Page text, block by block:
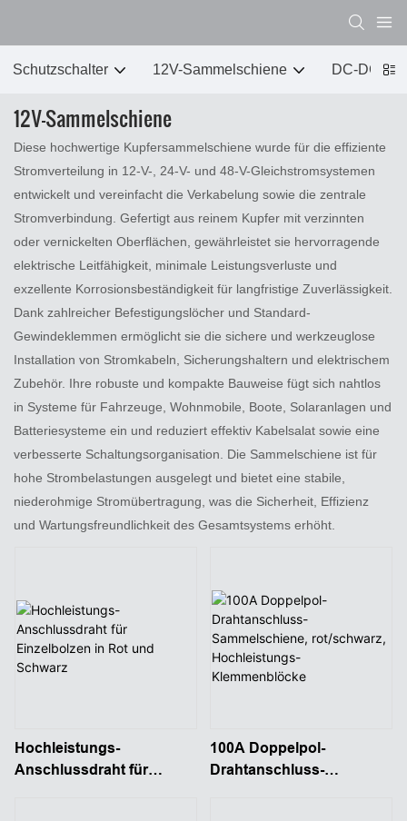
Schutzschalter 12V-Sammelschiene DC-DC
12V-Sammelschiene
Diese hochwertige Kupfersammelschiene wurde für die effiziente
Stromverteilung in 12-V-, 24-V- und 48-V-Gleichstromsystemen
entwickelt und vereinfacht die Verkabelung sowie die zentrale
Stromverbindung. Gefertigt aus reinem Kupfer mit verzinnten
oder vernickelten Oberflächen, gewährleistet sie hervorragende
elektrische Leitfähigkeit, minimale Leistungsverluste und
exzellente Korrosionsbeständigkeit für langfristige Zuverlässigkeit.
Dank zahlreicher Befestigungslöcher und Standard-
Gewindeklemmen ermöglicht sie die sichere und werkzeuglose
Installation von Stromkabeln, Sicherungshaltern und elektrischem
Zubehör. Ihre robuste und kompakte Bauweise fügt sich nahtlos
in Systeme für Fahrzeuge, Wohnmobile, Boote, Solaranlagen und
Batteriesysteme ein und reduziert effektiv Kabelsalat sowie eine
verbesserte Schaltungsorganisation. Die Sammelschiene ist für
hohe Strombelastungen ausgelegt und bietet eine stabile,
niederohmige Stromübertragung, was die Sicherheit, Effizienz
und Wartungsfreundlichkeit des Gesamtsystems erhöht.
Hochleistungs-
Anschlussdraht für
100A Doppelpol-
Drahtanschluss-